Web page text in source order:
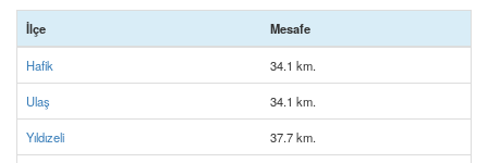
İlçe Mesafe
Hafik 34.1 km.
Ulaş 34.1 km.
Yıldızeli 37.7 km.